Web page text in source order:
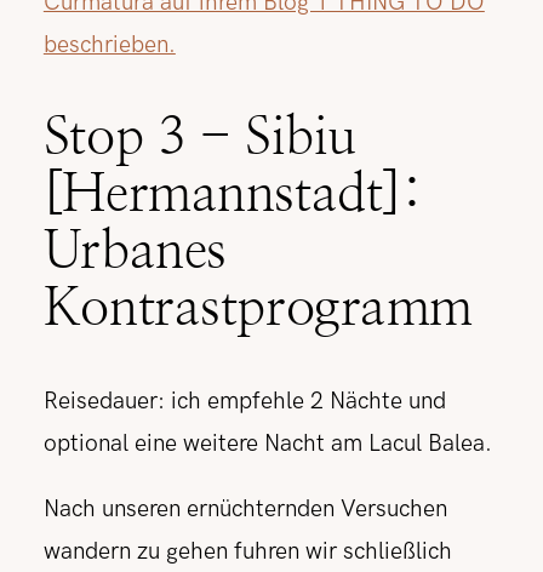
beschrieben.
Stop 3 - Sibiu
[Hermannstadt]:
Urbanes
Kontrastprogramm
Reisedauer: ich empfehle 2 Nächte und
optional eine weitere Nacht am Lacul Balea.
Nach unseren ernüchternden Versuchen
wandern zu gehen fuhren wir schließlich